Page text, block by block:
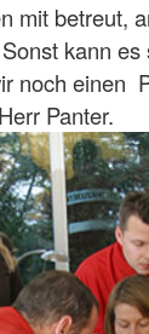
mit betreut,
kann es
noch einen
Panter.